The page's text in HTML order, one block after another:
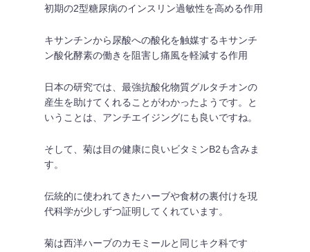
初期の2型糖尿病のインスリン過敏性を高める作用
キサンチンから尿酸への酸化を触媒するキサンチ
ン酸化酵素の働きを阻害し痛風を軽減する作用
日本の研究では、最強抗酸化物質グルタチオンの
産生を助けてくれることがわかったようです。と
いうことは、アンチエイジングにも良いですね。
そして、菊は目の健康に良いビタミンB2も含みま
す。
伝統的に使われてきたハーブや食材の裏付けを現
代科学が少しずつ証明してくれています。
菊は西洋ハーブのカモミールと同じキク科です